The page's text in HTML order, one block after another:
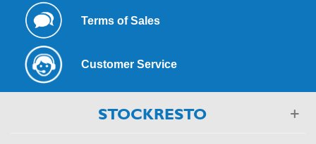
Terms of Sales
Customer Service
STOCKRESTO